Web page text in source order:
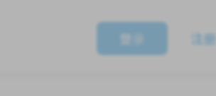
登录 注册